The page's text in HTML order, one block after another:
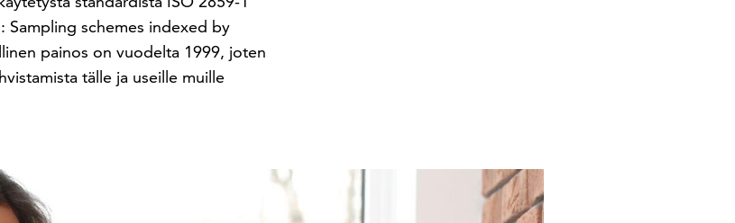
schemes indexed by
painos on vuodelta 1999, joten
tälle ja useille muille